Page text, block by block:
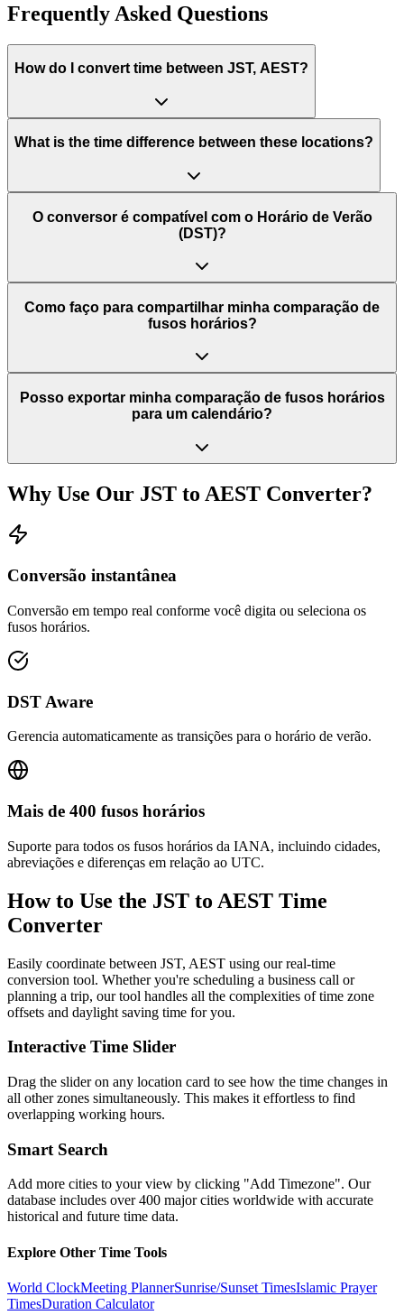
Frequently Asked Questions
How do I convert time between JST, AEST?
What is the time difference between these locations?
O conversor é compatível com o Horário de Verão
(DST)?
Como faço para compartilhar minha comparação de
fusos horários?
Posso exportar minha comparação de fusos horários
para um calendário?
Why Use Our JST to AEST Converter?
Conversão instantânea
Conversão em tempo real conforme você digita ou seleciona os
fusos horários.
DST Aware
Gerencia automaticamente as transições para o horário de verão.
Mais de 400 fusos horários
Suporte para todos os fusos horários da IANA, incluindo cidades,
abreviações e diferenças em relação ao UTC.
How to Use the JST to AEST Time
Converter
Easily coordinate between JST, AEST using our real-time
conversion tool. Whether you're scheduling a business call or
planning a trip, our tool handles all the complexities of time zone
offsets and daylight saving time for you.
Interactive Time Slider
Drag the slider on any location card to see how the time changes in
all other zones simultaneously. This makes it effortless to find
overlapping working hours.
Smart Search
Add more cities to your view by clicking "Add Timezone". Our
database includes over 400 major cities worldwide with accurate
historical and future time data.
Explore Other Time Tools
World ClockMeeting PlannerSunrise/Sunset TimesIslamic Prayer
TimesDuration Calculator